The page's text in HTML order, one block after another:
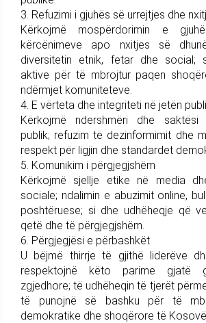
3. Refuzimi i gjuhës së urrejtjes dhe
Kërkojmë mospërdorimin e
kërcënimeve apo nxitjes së
diversitetin etnik, fetar dhe social;
aktive për të mbrojtur paqen
ndërmjet komuniteteve.
4. E vërteta dhe integriteti në jetën
Kërkojmë ndershmëri dhe saktësi
publik; refuzim të dezinformimit dhe
respekt për ligjin dhe standardet
5. Komunikim i përgjegjshëm
Kërkojmë sjellje etike në media
sociale; ndalimin e abuzimit online,
poshtëruese; si dhe udhëheqje që
qetë dhe të përgjegjshëm.
6. Përgjegjësi e përbashkët
U bëjmë thirrje të gjithë liderëve
respektojnë këto parime gjatë
zgjedhore; të udhëheqin të tjerët
të punojnë së bashku për të
demokratike dhe shoqërore të